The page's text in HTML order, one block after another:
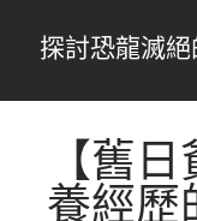
探討恐龍滅絕
【舊
養經歷